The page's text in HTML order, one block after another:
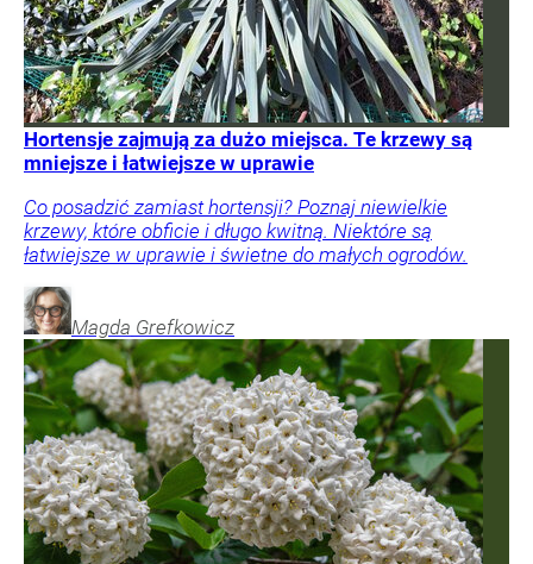
Hortensje zajmują za dużo miejsca. Te krzewy są
mniejsze i łatwiejsze w uprawie
Co posadzić zamiast hortensji? Poznaj niewielkie
krzewy, które obficie i długo kwitną. Niektóre są
łatwiejsze w uprawie i świetne do małych ogrodów.
Magda Grefkowicz